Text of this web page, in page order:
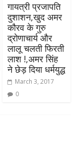
गायत्री प्रजापति
दुशाशन,खुद अमर
कौरव के गुरु
द्रोणाचार्य और
लालू चलती फिरती
लाश !,अमर सिंह
ने छेड़ दिया धर्मयुद्ध
March 3, 2017
0